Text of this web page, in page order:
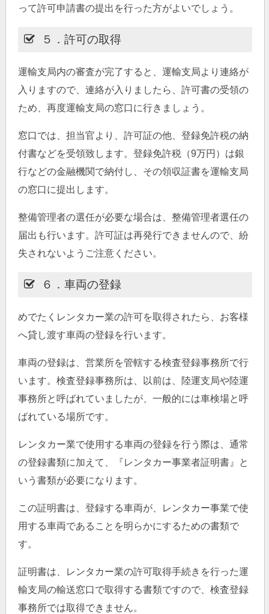
って許可申請書の提出を行った方がよいでしょう。
５．許可の取得
運輸支局内の審査が完了すると、運輸支局より連絡が
入りますので、連絡が入りましたら、許可書の受領の
ため、再度運輸支局の窓口に行きましょう。
窓口では、担当官より、許可証の他、登録免許税の納
付書などを受領致します。登録免許税（9万円）は銀
行などの金融機関で納付し、その領収証書を運輸支局
の窓口に提出します。
整備管理者の選任が必要な場合は、整備管理者選任の
届出も行います。許可証は再発行できませんので、紛
失されないようご注意ください。
６．車両の登録
めでたくレンタカー業の許可を取得されたら、お客様
へ貸し渡す車両の登録を行います。
車両の登録は、営業所を管轄する検査登録事務所で行
います。検査登録事務所は、以前は、陸運支局や陸運
事務所と呼ばれていましたが、一般的には車検場と呼
ばれている場所です。
レンタカー業で使用する車両の登録を行う際は、通常
の登録書類に加えて、『レンタカー事業者証明書』と
いう書類が必要になります。
この証明書は、登録する車両が、レンタカー事業で使
用する車両であることを明らかにするための書類で
す。
証明書は、レンタカー業の許可取得手続きを行った運
輸支局の輸送窓口で取得する書類ですので、検査登録
事務所では取得できません。